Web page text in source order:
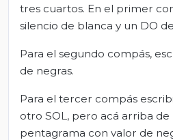
tres cuartos. En el primer
silencio de blanca y un DO
Para el segundo compás,
de negras.
Para el tercer compás
otro SOL, pero acá arriba
pentagrama con valor de